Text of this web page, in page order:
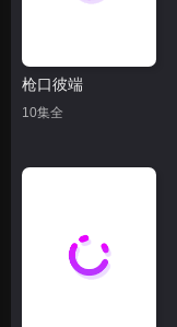
枪口彼端
10集全